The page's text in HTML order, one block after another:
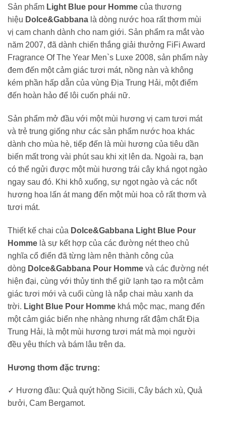
Sản phẩm Light Blue pour Homme của thương
hiệu Dolce&Gabbana là dòng nước hoa rất thơm mùi
vị cam chanh dành cho nam giới. Sản phẩm ra mắt vào
năm 2007, đã dành chiến thắng giải thưởng FiFi Award
Fragrance Of The Year Men`s Luxe 2008, sản phẩm này
đem đến một cảm giác tươi mát, nồng nàn và không
kém phần hấp dẫn của vùng Địa Trung Hải, một điểm
đến hoàn hảo để lôi cuốn phái nữ.
Sản phẩm mở đầu với một mùi hương vị cam tươi mát
và trẻ trung giống như các sản phẩm nước hoa khác
dành cho mùa hè, tiếp đến là mùi hương của tiêu dần
biến mất trong vài phút sau khi xịt lên da. Ngoài ra, bạn
có thể ngửi được một mùi hương trái cây khá ngọt ngào
ngay sau đó. Khi khô xuống, sự ngọt ngào và các nốt
hương hoa lấn át mang đến một mùi hoa cỏ rất thơm và
tươi mát.
Thiết kế chai của Dolce&Gabbana Light Blue Pour
Homme là sự kết hợp của các đường nét theo chủ
nghĩa cổ điển đã từng làm nên thành công của
dòng Dolce&Gabbana Pour Homme và các đường nét
hiện đại, cùng với thủy tinh thể giữ lạnh tạo ra một cảm
giác tươi mới và cuối cùng là nắp chai màu xanh da
trời. Light Blue Pour Homme khá mộc mạc, mang đến
một cảm giác biển nhẹ nhàng nhưng rất đậm chất Địa
Trung Hải, là một mùi hương tươi mát mà mọi người
đều yêu thích và bám lâu trên da.
Hương thơm đặc trưng:
✓ Hương đầu: Quả quýt hồng Sicili, Cây bách xù, Quả
bưởi, Cam Bergamot.